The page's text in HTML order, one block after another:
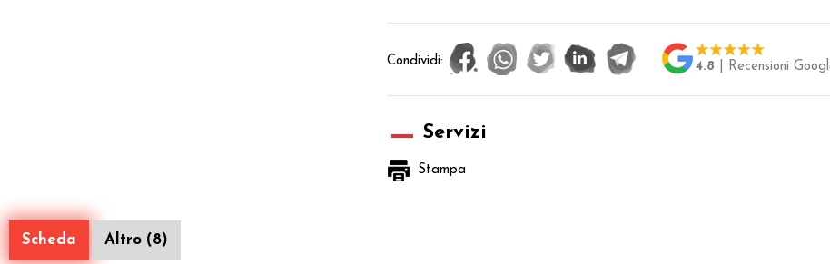
Condividi: 4.8 | Recensioni
Servizi
Stampa
Scheda Altro (8)